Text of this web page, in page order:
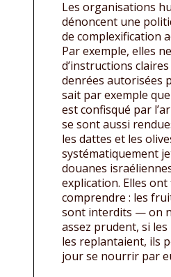
Les organisations
dénoncent une
de complexification
Par exemple, elles
d’instructions
denrées autorisées
sait par exemple
est confisqué par
se sont aussi
les dattes et les
systématiquement
douanes
explication. Elles
comprendre : les
sont interdits — on
assez prudent, si
les replantaient, ils
jour se nourrir par